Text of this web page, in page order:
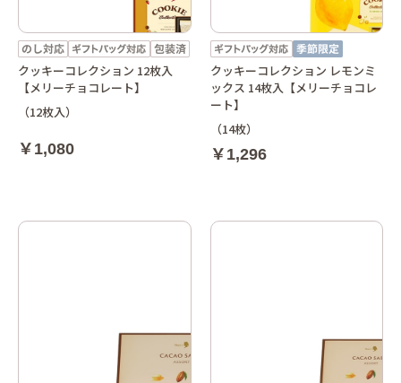
クッキーコレクション 12枚入
【メリーチョコレート】
（12枚入）
￥1,080
クッキーコレクション レモンミ
ックス 14枚入【メリーチョコレ
ート】
（14枚）
￥1,296